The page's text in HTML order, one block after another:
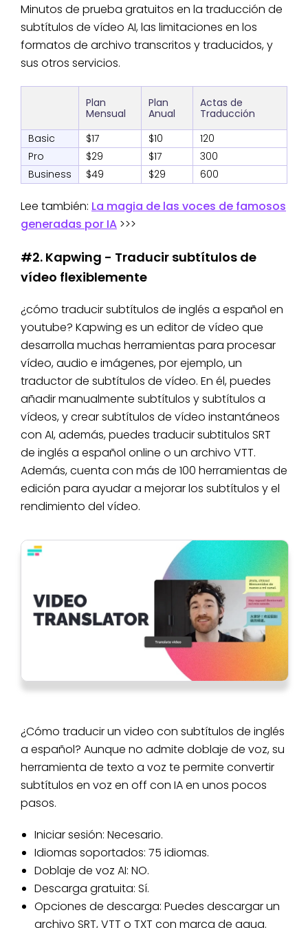
Minutos de prueba gratuitos en la traducción de
subtítulos de vídeo AI, las limitaciones en los
formatos de archivo transcritos y traducidos, y
sus otros servicios.
Plan
Mensual
Plan
Anual
Actas de
Traducción
Basic
$17 $10
120
Pro
$29 $17
300
Business
$49 $29 600
Lee también: La magia de las voces de famosos
generadas por IA >>>
#2. Kapwing - Traducir subtítulos de
vídeo flexiblemente
¿cómo traducir subtítulos de inglés a español en
youtube? Kapwing es un editor de vídeo que
desarrolla muchas herramientas para procesar
vídeo, audio e imágenes, por ejemplo, un
traductor de subtítulos de vídeo. En él, puedes
añadir manualmente subtítulos y subtítulos a
vídeos, y crear subtítulos de vídeo instantáneos
con AI, además, puedes traducir subtitulos SRT
de inglés a español online o un archivo VTT.
Además, cuenta con más de 100 herramientas de
edición para ayudar a mejorar los subtítulos y el
rendimiento del vídeo.
¿Cómo traducir un video con subtítulos de inglés
a español? Aunque no admite doblaje de voz, su
herramienta de texto a voz te permite convertir
subtítulos en voz en off con IA en unos pocos
pasos.
Iniciar sesión: Necesario.
Idiomas soportados: 75 idiomas.
Doblaje de voz AI: NO.
Descarga gratuita: Sí.
Opciones de descarga: Puedes descargar un
archivo SRT, VTT o TXT con marca de agua.